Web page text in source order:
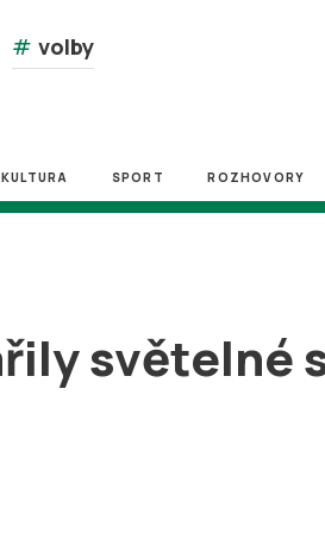
# volby
KULTURA SPORT ROZHOVORY
světelné